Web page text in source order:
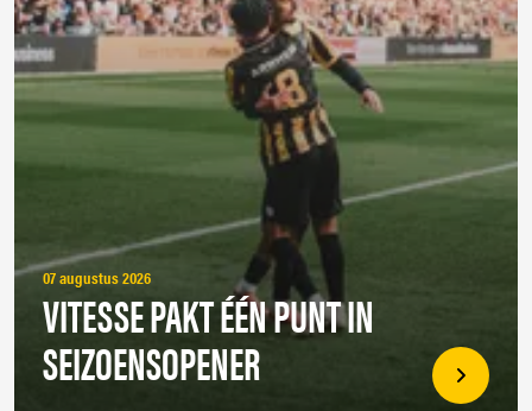
07 augustus 2026
VITESSE PAKT ÉÉN PUNT IN
SEIZOENSOPENER